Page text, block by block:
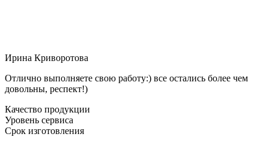
Ирина Криворотова
Отлично выполняете свою работу:) все остались более чем
довольны, респект!)
Качество продукции
Уровень сервиса
Срок изготовления